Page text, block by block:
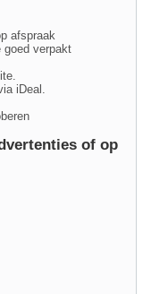
afspraak
goed verpakt
iDeal.
of op